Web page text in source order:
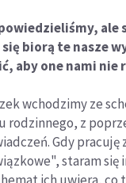
ale
biorą te nasze
aby one nami nie
wchodzimy ze
rodzinnego, z
Gdy
staram się